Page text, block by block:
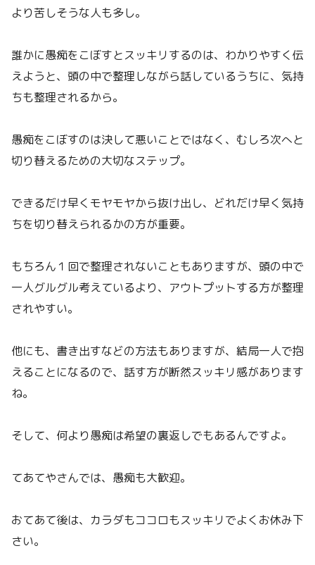
より苦しそうな人も多し。
誰かに愚痴をこぼすとスッキリするのは、わかりやすく伝
えようと、頭の中で整理しながら話しているうちに、気持
ちも整理されるから。
愚痴をこぼすのは決して悪いことではなく、むしろ次へと
切り替えるための大切なステップ。
できるだけ早くモヤモヤから抜け出し、どれだけ早く気持
ちを切り替えられるかの方が重要。
もちろん１回で整理されないこともありますが、頭の中で
一人グルグル考えているより、アウトプットする方が整理
されやすい。
他にも、書き出すなどの方法もありますが、結局一人で抱
えることになるので、話す方が断然スッキリ感があります
ね。
そして、何より愚痴は希望の裏返しでもあるんですよ。
てあてやさんでは、愚痴も大歓迎。
おてあて後は、カラダもココロもスッキリでよくお休み下
さい。